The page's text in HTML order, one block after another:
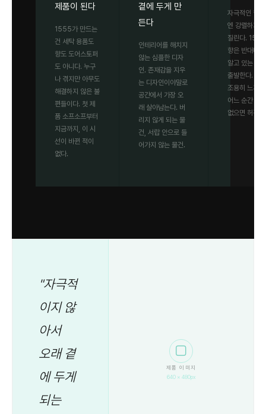
제품이 된다
1555가 만드는
건 세탁 용품도
향도 도어스토퍼
도 아니다. 누구
나 겪지만 아무도
해결하지 않은 불
편들이다. 첫 제
품 소프소프부터
지금까지, 이 시
선이 바뀐 적이
없다.
곁에 두게 만
든다
인테리어를 해치지
않는 심플한 디자
인. 존재감을 지우
는 디자인이야말로
공간에서 가장 오
래 살아남는다. 버
리지 않게 되는 물
건, 서랍 안으로 들
어가지 않는 물건.
자극적인 향
엔 강렬하지
질린다.
향은 반대다.
알고 있는 기
출발한다. 처
조용히 느껴
어느 순간 그
없으면 허전
"자극적
이지 않
아서
오래 곁
에 두게
되는
⬜
제품 이미지
640 × 480px